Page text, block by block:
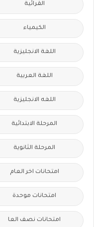
القرائية
الكيمياء
اللغة الانجليزية
اللغة العربية
اللغه الانجليزية
المرحلة الابتدائية
المرحلة الثانوية
امتحانات اخر العام
امتحانات موحدة
امتحانات نصف العا